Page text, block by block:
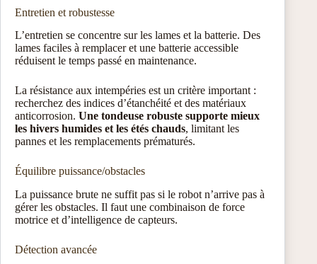
Entretien et robustesse
L’entretien se concentre sur les lames et la batterie. Des
lames faciles à remplacer et une batterie accessible
réduisent le temps passé en maintenance.
La résistance aux intempéries est un critère important :
recherchez des indices d’étanchéité et des matériaux
anticorrosion. Une tondeuse robuste supporte mieux
les hivers humides et les étés chauds, limitant les
pannes et les remplacements prématurés.
Équilibre puissance/obstacles
La puissance brute ne suffit pas si le robot n’arrive pas à
gérer les obstacles. Il faut une combinaison de force
motrice et d’intelligence de capteurs.
Détection avancée